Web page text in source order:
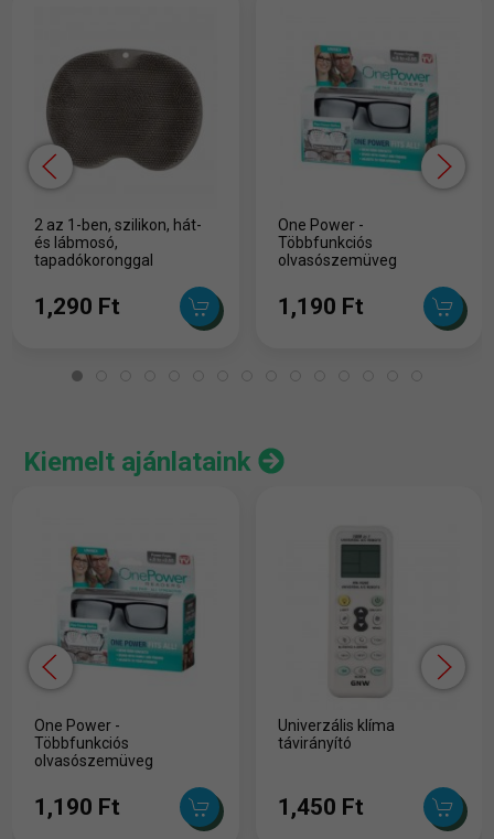
2 az 1-ben, szilikon, hát-
és lábmosó,
tapadókoronggal
1,290 Ft
One Power -
Többfunkciós
olvasószemüveg
1,190 Ft
Kiemelt ajánlataink
One Power -
Többfunkciós
olvasószemüveg
1,190 Ft
Univerzális klíma
távirányító
1,450 Ft